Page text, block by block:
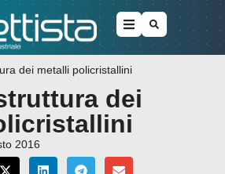
dei metalli policristallini
dei
2016